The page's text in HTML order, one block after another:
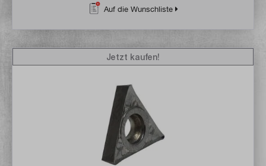
Auf die Wunschliste
Jetzt kaufen!